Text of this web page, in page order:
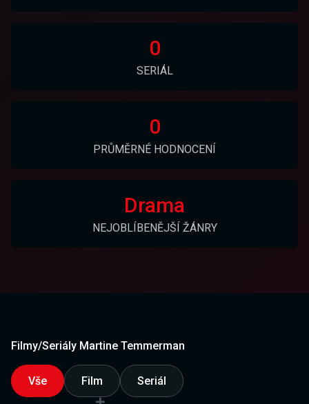
0
SERIÁL
0
PRŮMĚRNÉ HODNOCENÍ
Drama
NEJOBLÍBENĚJŠÍ ŽÁNRY
Filmy/Seriály Martine Temmerman
Vše Film Seriál